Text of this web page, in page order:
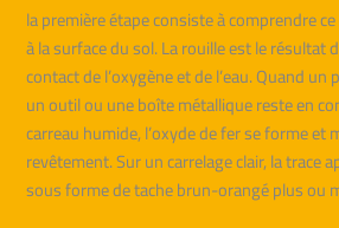
la première étape consiste à comprendre
à la surface du sol. La rouille est le résultat
contact de l’oxygène et de l’eau. Quand un
un outil ou une boîte métallique reste en
carreau humide, l’oxyde de fer se forme et
revêtement. Sur un carrelage clair, la trace
sous forme de tache brun-orangé plus ou